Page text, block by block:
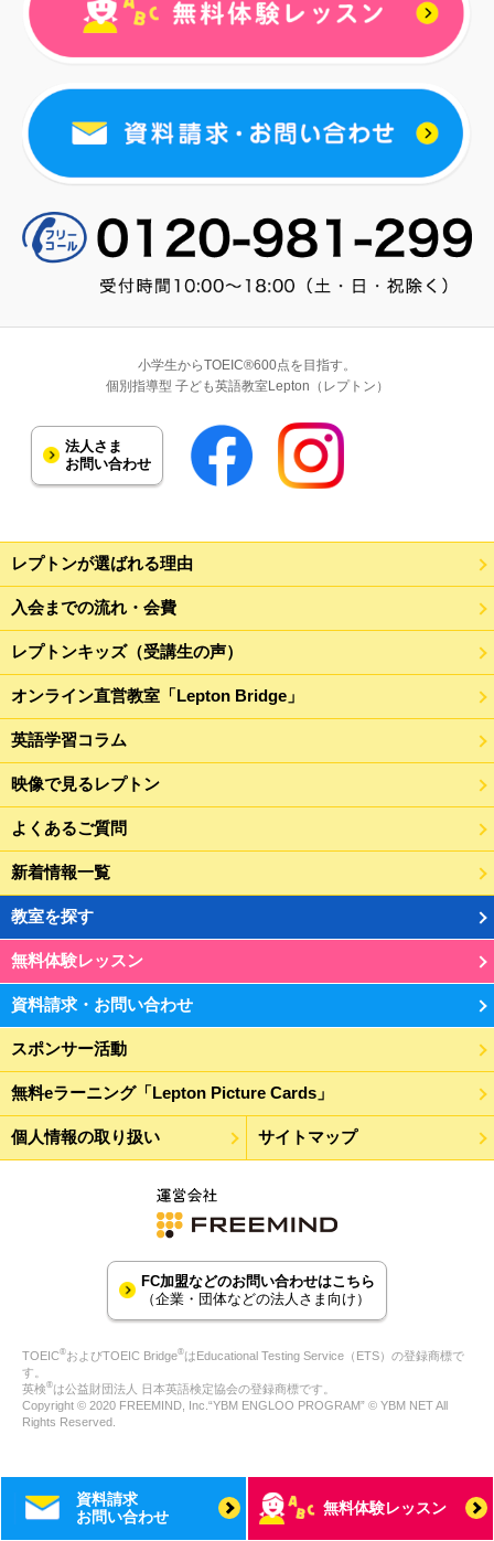
小学生からTOEIC®600点を目指す。
個別指導型 子ども英語教室Lepton（レプトン）
法人さま
お問い合わせ
レプトンが選ばれる理由
入会までの流れ・会費
レプトンキッズ（受講生の声）
オンライン直営教室「Lepton Bridge」
英語学習コラム
映像で見るレプトン
よくあるご質問
新着情報一覧
教室を探す
無料体験レッスン
資料請求・お問い合わせ
スポンサー活動
無料eラーニング「Lepton Picture Cards」
個人情報の取り扱い サイトマップ
FC加盟などのお問い合わせはこちら
（企業・団体などの法人さま向け）
TOEIC®およびTOEIC Bridge®はEducational Testing Service（ETS）の登録商標で
す。
英検®は公益財団法人 日本英語検定協会の登録商標です。
Copyright © 2020 FREEMIND, Inc.“YBM ENGLOO PROGRAM” © YBM NET All
Rights Reserved.
資料請求
お問い合わせ
無料体験レッスン